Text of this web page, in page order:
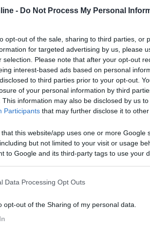
- Do Not Process My Personal
opt-out of the sale, sharing to third parties, or
for targeted advertising by us, please
selection. Please note that after your opt-out
interest-based ads based on personal
to third parties prior to your opt-out.
of your personal information by third
This information may also be disclosed by us
Participants that may further disclose it to other
that this website/app uses one or more Google
but not limited to your visit or usage
to Google and its third-party tags to use your
Data Processing Opt Outs
opt-out of the Sharing of my personal data.
Posizione
km dal paese di Marcialla, il
(FI) - 38.4km
394
km dal centro città, raggiungibile con
- 68.2km